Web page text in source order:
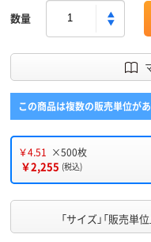
数量
この商品は複数の販売単位が
￥4.51 ×500枚
￥2,255 (税込)
「サイズ」「販売単